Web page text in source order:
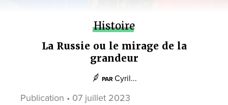
Histoire
La Russie ou le mirage de la
grandeur
PAR Cyril...
Publication • 07 juillet 2023